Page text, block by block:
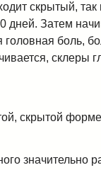
скрытый,
дней. Затем
головная боль,
склеры
скрытой
значительно